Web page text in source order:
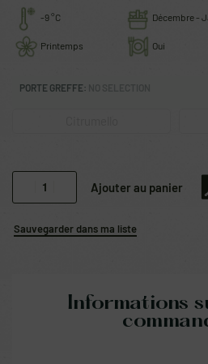
-9 °C Décembre -
Printemps Oui
PORTE GREFFE:
Ajouter au panier
Sauvegarder dans ma liste
Informations